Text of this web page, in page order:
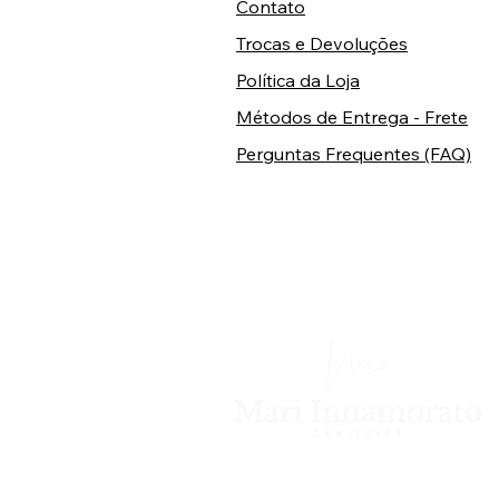
Contato
Trocas e Devoluções
Política da Loja
Métodos de Entrega - Frete
Perguntas Frequentes (FAQ)